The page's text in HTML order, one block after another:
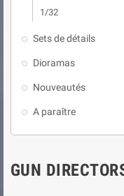
1/32
Sets de détails
Dioramas
Nouveautés
A paraître
GUN